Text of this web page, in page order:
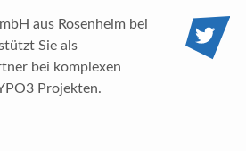
aus Rosenheim bei
Sie als
bei komplexen
Projekten.